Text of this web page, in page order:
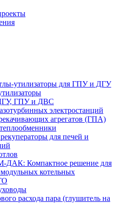
утилизаторы для ГПУ и ДГУ
ГПУ и ДВС
электростанций
агрегатов (ГПА)
для печей и
ДАК: Компактное решение для
котельных
расхода пара (глушитель на